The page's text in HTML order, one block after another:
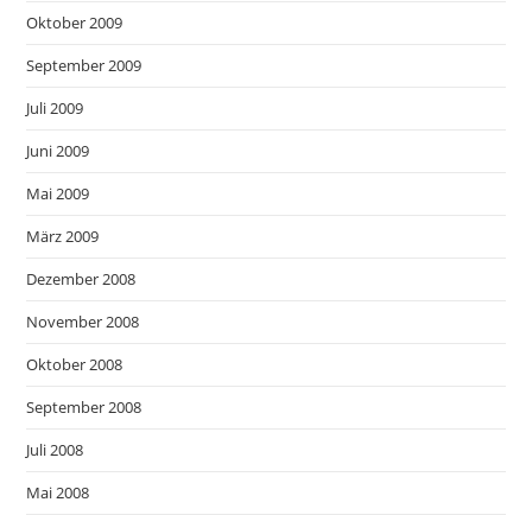
Oktober 2009
September 2009
Juli 2009
Juni 2009
Mai 2009
März 2009
Dezember 2008
November 2008
Oktober 2008
September 2008
Juli 2008
Mai 2008